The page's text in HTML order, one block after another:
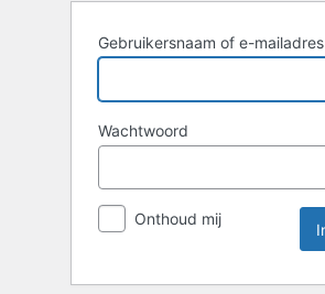
Gebruikersnaam of e-mailadres
Wachtwoord
Onthoud mij